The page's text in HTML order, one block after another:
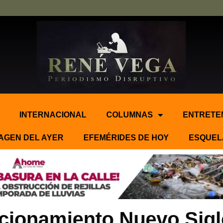
INTERNACIONAL COLUMNAS
DEL AYER EFEMÉRIDES DE HOY